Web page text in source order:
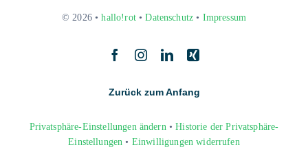
© 2026 •hallo!rot•Datenschutz • Impressum
Zurück zum Anfang
Privatsphäre-Einstellungen ändern•Historie der Privatsphäre-
Einstellungen • Einwilligungen widerrufen